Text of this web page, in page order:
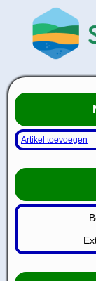
Artikel toevoegen